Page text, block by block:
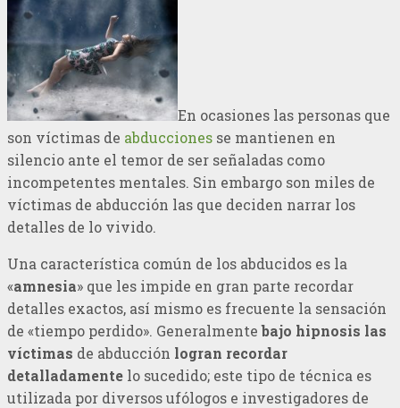
En ocasiones las personas que
son víctimas de abducciones se mantienen en
silencio ante el temor de ser señaladas como
incompetentes mentales. Sin embargo son miles de
víctimas de abducción las que deciden narrar los
detalles de lo vivido.
Una característica común de los abducidos es la
«amnesia» que les impide en gran parte recordar
detalles exactos, así mismo es frecuente la sensación
de «tiempo perdido». Generalmentebajo hipnosis las
víctimas de abducción logran recordar
detalladamente lo sucedido; este tipo de técnica es
utilizada por diversos ufólogos e investigadores de